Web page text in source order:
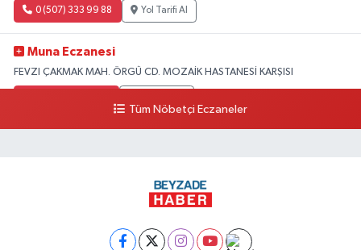
0 (507) 333 99 88 Yol Tarifi Al
Muna Eczanesi
FEVZI ÇAKMAK MAH. ÖRGÜ CD. MOZAİK HASTANESİ KARŞISI
Yol Tarifi Al
Büşra Sarı Eczanesi
Defne devlet hastanesi karşısı Bostancık Mah.
Tüm Nöbetçi Eczaneler